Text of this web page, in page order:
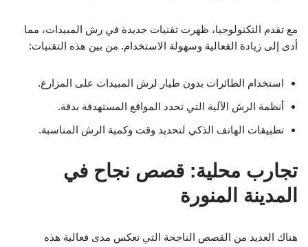
مع تقدم التكنولوجيا، ظهرت تقنيات جديدة في رش المبيدات، مما
أدى إلى زيادة الفعالية وسهولة الاستخدام. من بين هذه التقنيات:
استخدام الطائرات بدون طيار لرش المبيدات على المزارع.
أنظمة الرش الآلية التي تحدد المواقع المستهدفة بدقة.
تطبيقات الهاتف الذكي لتحديد وقت وكمية الرش المناسبة.
تجارب محلية: قصص نجاح في
المدينة المنورة
هناك العديد من القصص الناجحة التي تعكس مدى فعالية هذه